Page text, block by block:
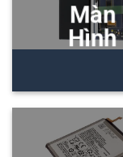
Màn
Hình